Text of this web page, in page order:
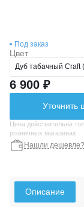
Под заказ
Цвет
Дуб табачный Craft
6 900 ₽
Уточнить
Цена действительна
розничных магазинах
Нашли дешевле?
Описание